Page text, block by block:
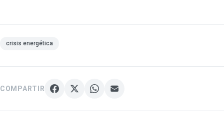
crisis energética
COMPARTIR